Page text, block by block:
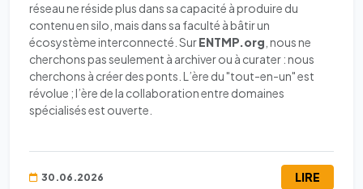
réseau ne réside plus dans sa capacité à produire du
contenu en silo, mais dans sa faculté à bâtir un
écosystème interconnecté. SurENTMP.org , nous ne
cherchons pas seulement à archiver ou à curater : nous
cherchons à créer des ponts. L’ère du "tout-en-un" est
révolue ; l’ère de la collaboration entre domaines
spécialisés est ouverte.
30.06.2026 LIRE